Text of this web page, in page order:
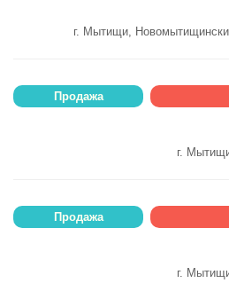
г. Мытищи,
Продажа
г.
Продажа
г.